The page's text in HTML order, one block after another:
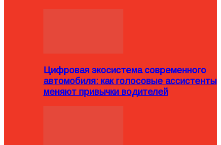
Цифровая экосистема современного
автомобиля: как голосовые ассистенты
меняют привычки водителей